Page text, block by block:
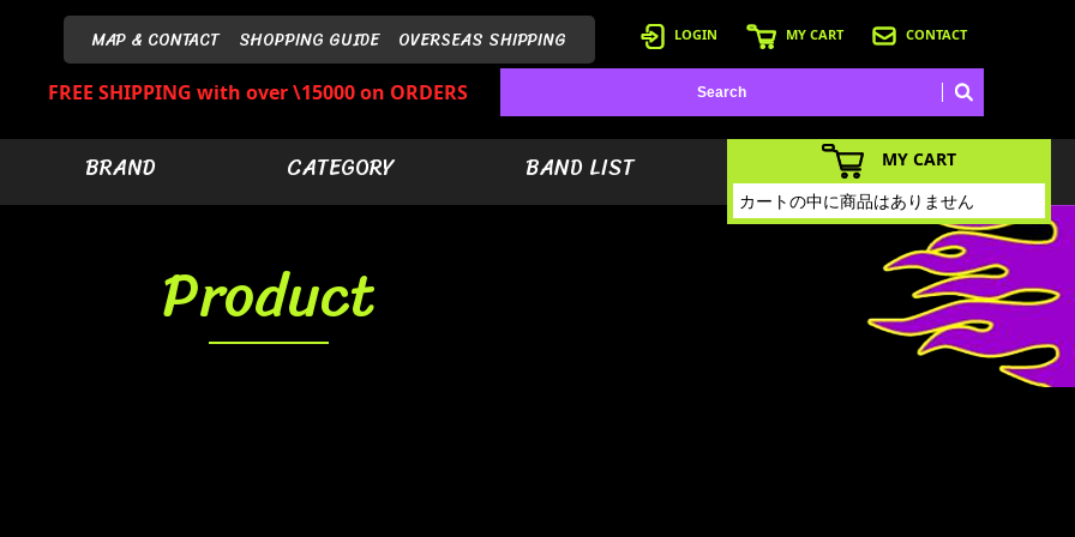
MAP & CONTACT SHOPPING GUIDE OVERSEAS SHIPPING LOGIN MY CART CONTACT
FREE SHIPPING with over \15000 on ORDERS
BRAND CATEGORY BAND LIST
Product
MY CART
カートの中に商品はありません